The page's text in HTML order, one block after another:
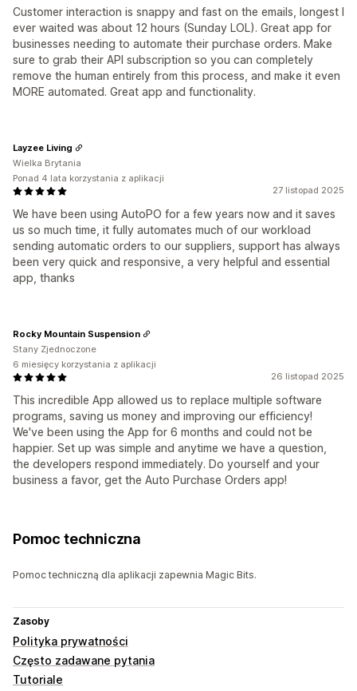
Customer interaction is snappy and fast on the emails, longest I
ever waited was about 12 hours (Sunday LOL). Great app for
businesses needing to automate their purchase orders. Make
sure to grab their API subscription so you can completely
remove the human entirely from this process, and make it even
MORE automated. Great app and functionality.
27 listopad 2025
We have been using AutoPO for a few years now and it saves
us so much time, it fully automates much of our workload
sending automatic orders to our suppliers, support has always
been very quick and responsive, a very helpful and essential
app, thanks
Layzee Living
Wielka Brytania
Ponad 4 lata korzystania z aplikacji
26 listopad 2025
This incredible App allowed us to replace multiple software
programs, saving us money and improving our efficiency!
We've been using the App for 6 months and could not be
happier. Set up was simple and anytime we have a question,
the developers respond immediately. Do yourself and your
business a favor, get the Auto Purchase Orders app!
Rocky Mountain Suspension
Stany Zjednoczone
6 miesięcy korzystania z aplikacji
Pomoc techniczna
Pomoc techniczną dla aplikacji zapewnia Magic Bits.
Zasoby
Polityka prywatności
Często zadawane pytania
Tutoriale